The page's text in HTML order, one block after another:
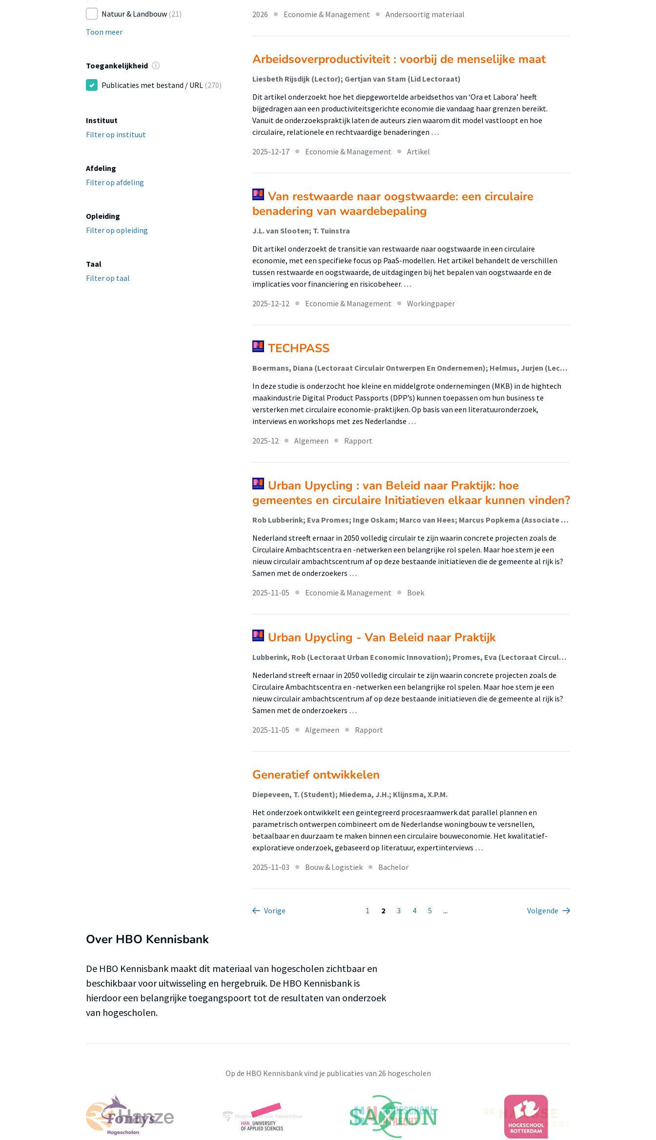
Natuur & Landbouw (21)
Toon meer
Toegankelijkheid
Publicaties met bestand / URL (270)
Instituut
Filter op instituut
Afdeling
Filter op afdeling
Opleiding
Filter op opleiding
Taal
Filter op taal
2026
Economie & Management Andersoortig materiaal
Arbeidsoverproductiviteit : voorbij de menselijke maat
Liesbeth Rijsdijk (Lector); Gertjan van Stam (Lid Lectoraat)
Dit artikel onderzoekt hoe het diepgewortelde arbeidsethos van ‘Ora et Labora’ heeft
bijgedragen aan een productiviteitsgerichte economie die vandaag haar grenzen bereikt.
Vanuit de onderzoekspraktijk laten de auteurs zien waarom dit model vastloopt en hoe
circulaire, relationele en rechtvaardige benaderingen …
2025-12-17
Economie & Management Artikel
Van restwaarde naar oogstwaarde: een circulaire
benadering van waardebepaling
J.L. van Slooten; T. Tuinstra
Dit artikel onderzoekt de transitie van restwaarde naar oogstwaarde in een circulaire
economie, met een specifieke focus op PaaS-modellen. Het artikel behandelt de verschillen
tussen restwaarde en oogstwaarde, de uitdagingen bij het bepalen van oogstwaarde en de
implicaties voor financiering en risicobeheer. …
2025-12-12
Economie & Management Workingpaper
TECHPASS
Boermans, Diana (Lectoraat Circulair Ontwerpen En Ondernemen); Helmus, Jurjen (Lectoraat Industriële Digital Twins); Oskam, Inge (Lectoraat Circulair Ontwerpen En Ondernemen); Lange, Kasper (Faculteit Techniek (Ft))
In deze studie is onderzocht hoe kleine en middelgrote ondernemingen (MKB) in de hightech
maakindustrie Digital Product Passports (DPP’s) kunnen toepassen om hun business te
versterken met circulaire economie-praktijken. Op basis van een literatuuronderzoek,
interviews en workshops met zes Nederlandse …
2025-12
Algemeen Rapport
Urban Upycling : van Beleid naar Praktijk: hoe
gemeentes en circulaire Initiatieven elkaar kunnen vinden?
Rob Lubberink; Eva Promes; Inge Oskam; Marco van Hees; Marcus Popkema (Associate Lector); Martijn Verkuijl (Lid Lectoraat)
Nederland streeft ernaar in 2050 volledig circulair te zijn waarin concrete projecten zoals de
Circulaire Ambachtscentra en -netwerken een belangrijke rol spelen. Maar hoe stem je een
nieuw circulair ambachtscentrum af op deze bestaande initiatieven die de gemeente al rijk is?
Samen met de onderzoekers …
2025-11-05
Economie & Management Boek
Urban Upycling - Van Beleid naar Praktijk
Lubberink, Rob (Lectoraat Urban Economic Innovation); Promes, Eva (Lectoraat Circulair Ontwerpen En Ondernemen); Oskam, Inge (Lectoraat Circulair Ontwerpen En Ondernemen); van Hees, Marco (City Net Zero); Popkema, Marcus; Verkuijl, Martijn
Nederland streeft ernaar in 2050 volledig circulair te zijn waarin concrete projecten zoals de
Circulaire Ambachtscentra en -netwerken een belangrijke rol spelen. Maar hoe stem je een
nieuw circulair ambachtscentrum af op deze bestaande initiatieven die de gemeente al rijk is?
Samen met de onderzoekers …
2025-11-05
Algemeen Rapport
Generatief ontwikkelen
Diepeveen, T. (Student); Miedema, J.H.; Klijnsma, X.P.M.
Het onderzoek ontwikkelt een geïntegreerd procesraamwerk dat parallel plannen en
parametrisch ontwerpen combineert om de Nederlandse woningbouw te versnellen,
betaalbaar en duurzaam te maken binnen een circulaire bouweconomie. Het kwalitatief-
exploratieve onderzoek, gebaseerd op literatuur, expertinterviews …
2025-11-03
Bouw & Logistiek Bachelor
Vorige 1 2 3 4 5 ... Volgende
Over HBO Kennisbank
De HBO Kennisbank maakt dit materiaal van hogescholen zichtbaar en
beschikbaar voor uitwisseling en hergebruik. De HBO Kennisbank is
hierdoor een belangrijke toegangspoort tot de resultaten van onderzoek
van hogescholen.
Op de HBO Kennisbank vind je publicaties van 26 hogescholen